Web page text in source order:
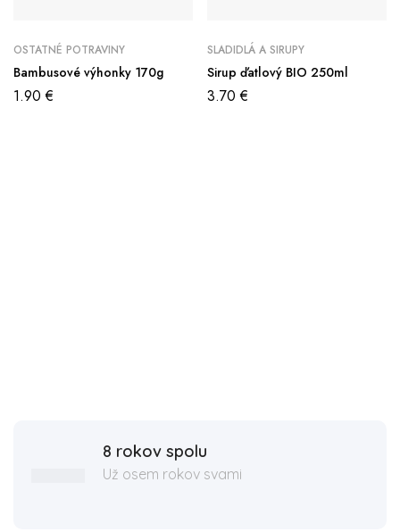
OSTATNÉ POTRAVINY
Bambusové výhonky 170g
1.90€
SLADIDLÁ A SIRUPY
Sirup ďatlový BIO 250ml
3.70€
8 rokov spolu
Už osem rokov svami